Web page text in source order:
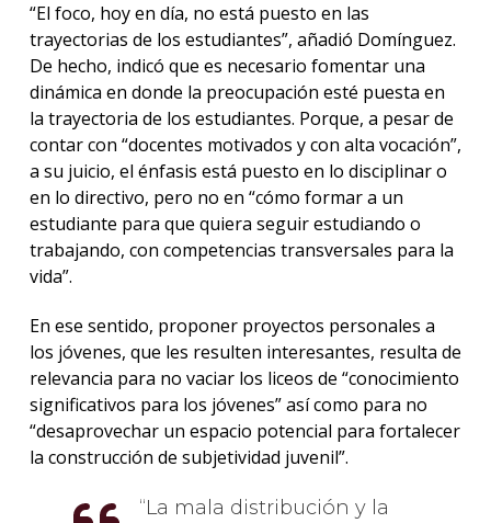
“El foco, hoy en día, no está puesto en las
trayectorias de los estudiantes”, añadió Domínguez.
De hecho, indicó que es necesario fomentar una
dinámica en donde la preocupación esté puesta en
la trayectoria de los estudiantes. Porque, a pesar de
contar con “docentes motivados y con alta vocación”,
a su juicio, el énfasis está puesto en lo disciplinar o
en lo directivo, pero no en “cómo formar a un
estudiante para que quiera seguir estudiando o
trabajando, con competencias transversales para la
vida”.
En ese sentido, proponer proyectos personales a
los jóvenes, que les resulten interesantes, resulta de
relevancia para no vaciar los liceos de “conocimiento
significativos para los jóvenes” así como para no
“desaprovechar un espacio potencial para fortalecer
la construcción de subjetividad juvenil”.
La mala distribución y la